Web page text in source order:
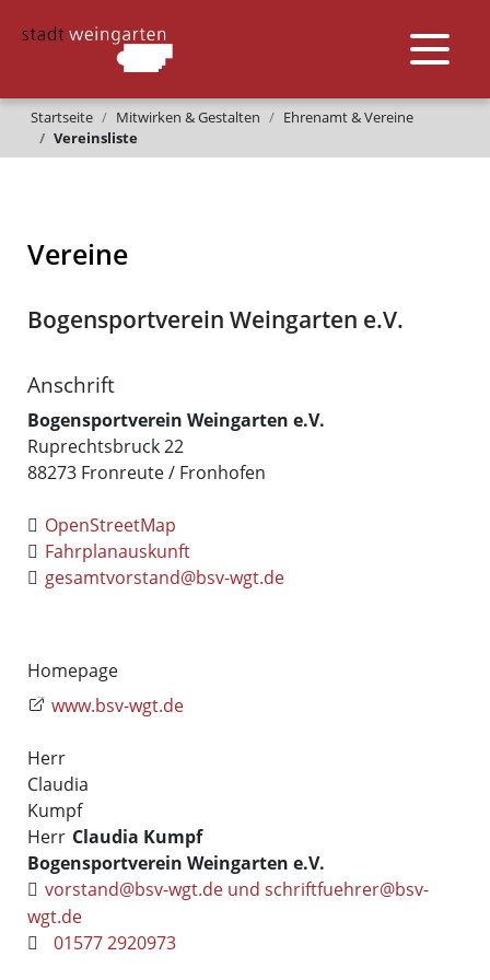
Startseite Mitwirken & Gestalten
Ehrenamt & Vereine
Vereinsliste
Vereine
Bogensportverein Weingarten e.V.
Anschrift
Bogensportverein Weingarten e.V.
Ruprechtsbruck 22
88273 Fronreute / Fronhofen
OpenStreetMap
Fahrplanauskunft
gesamtvorstand@bsv-wgt.de
Homepage
www.bsv-wgt.de
Herr
Claudia
Kumpf
Herr Claudia Kumpf
Bogensportverein Weingarten e.V.
vorstand@bsv-wgt.de und schriftfuehrer@bsv-
wgt.de
01577 2920973